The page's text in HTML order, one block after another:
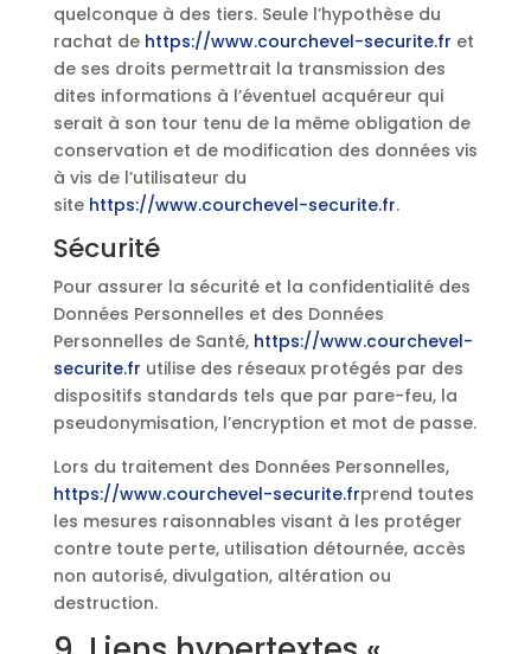
quelconque à des tiers. Seule l’hypothèse du
rachat de https://www.courchevel-securite.fr et
de ses droits permettrait la transmission des
dites informations à l’éventuel acquéreur qui
serait à son tour tenu de la même obligation de
conservation et de modification des données vis
à vis de l’utilisateur du
site https://www.courchevel-securite.fr.
Sécurité
Pour assurer la sécurité et la confidentialité des
Données Personnelles et des Données
Personnelles de Santé, https://www.courchevel-
securite.fr utilise des réseaux protégés par des
dispositifs standards tels que par pare-feu, la
pseudonymisation, l’encryption et mot de passe.
Lors du traitement des Données Personnelles,
https://www.courchevel-securite.frprend toutes
les mesures raisonnables visant à les protéger
contre toute perte, utilisation détournée, accès
non autorisé, divulgation, altération ou
destruction.